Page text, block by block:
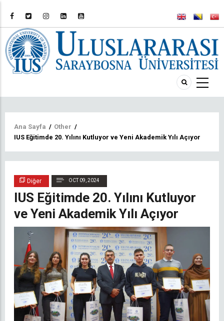
Sayfa
yolu
Ana Sayfa / Other /
IUS Eğitimde 20. Yılını Kutluyor ve Yeni Akademik Yılı Açıyor
Diğer OCT 09, 2024
IUS Eğitimde 20. Yılını Kutluyor
ve Yeni Akademik Yılı Açıyor